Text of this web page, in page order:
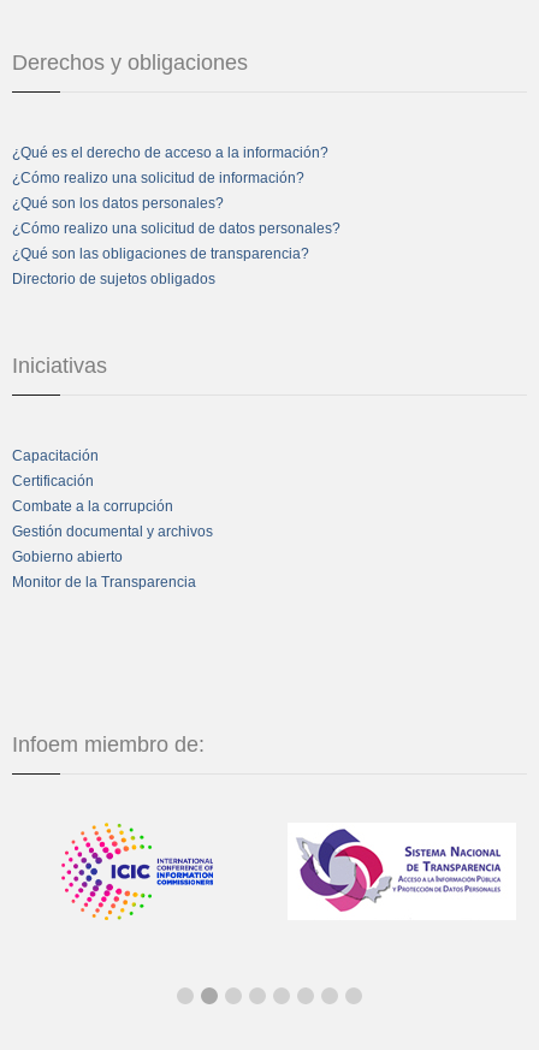
Derechos y obligaciones
¿Qué es el derecho de acceso a la información?
¿Cómo realizo una solicitud de información?
¿Qué son los datos personales?
¿Cómo realizo una solicitud de datos personales?
¿Qué son las obligaciones de transparencia?
Directorio de sujetos obligados
Iniciativas
Capacitación
Certificación
Combate a la corrupción
Gestión documental y archivos
Gobierno abierto
Monitor de la Transparencia
Infoem miembro de: